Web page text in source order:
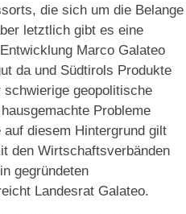
die sich um die Belange
letztlich gibt es eine
Marco Galateo
da und Südtirols Produkte
schwierige geopolitische
Probleme
auf diesem Hintergrund gilt
den Wirtschaftsverbänden
gegründeten
Landesrat Galateo.